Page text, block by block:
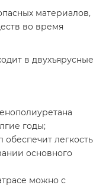
материалов,
во время
в двухъярусные
годы;
обеспечит легкость
основного
можно с